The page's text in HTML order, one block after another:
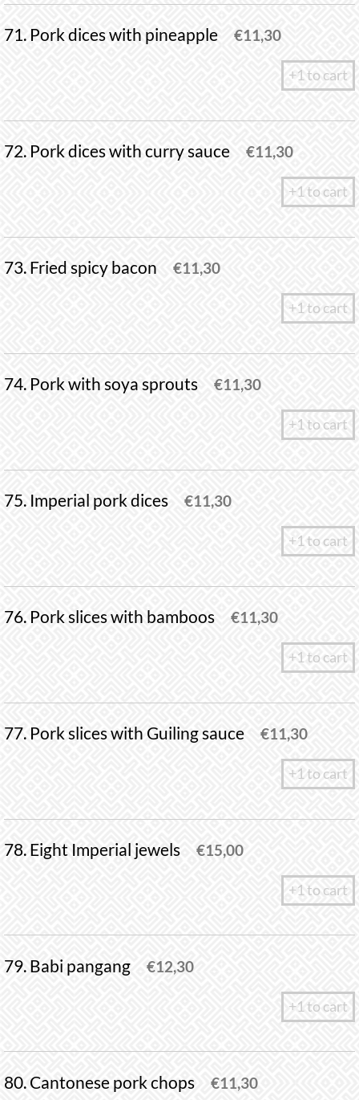
71. Pork dices with pineapple €11,30
+1 to cart
72. Pork dices with curry sauce €11,30
+1 to cart
73. Fried spicy bacon €11,30
+1 to cart
74. Pork with soya sprouts €11,30
+1 to cart
75. Imperial pork dices €11,30
+1 to cart
76. Pork slices with bamboos €11,30
+1 to cart
77. Pork slices with Guiling sauce €11,30
+1 to cart
78. Eight Imperial jewels €15,00
+1 to cart
79. Babi pangang €12,30
+1 to cart
80. Cantonese pork chops €11,30